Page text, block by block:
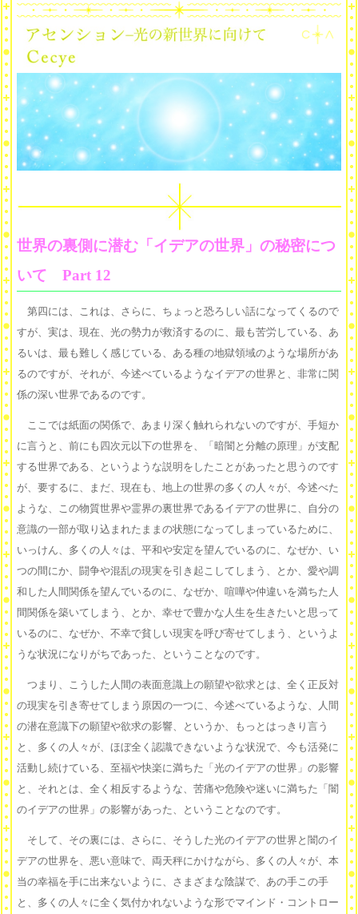
世界の裏側に潜む「イデアの世界」の秘密につ
いて Part 12
第四には、これは、さらに、ちょっと恐ろしい話になってくるので
すが、実は、現在、光の勢力が救済するのに、最も苦労している、あ
るいは、最も難しく感じている、ある種の地獄領域のような場所があ
るのですが、それが、今述べているようなイデアの世界と、非常に関
係の深い世界であるのです。
ここでは紙面の関係で、あまり深く触れられないのですが、手短か
に言うと、前にも四次元以下の世界を、「暗闇と分離の原理」が支配
する世界である、というような説明をしたことがあったと思うのです
が、要するに、まだ、現在も、地上の世界の多くの人々が、今述べた
ような、この物質世界や霊界の裏世界であるイデアの世界に、自分の
意識の一部が取り込まれたままの状態になってしまっているために、
いっけん、多くの人々は、平和や安定を望んでいるのに、なぜか、い
つの間にか、闘争や混乱の現実を引き起こしてしまう、とか、愛や調
和した人間関係を望んでいるのに、なぜか、喧嘩や仲違いを満ちた人
間関係を築いてしまう、とか、幸せで豊かな人生を生きたいと思って
いるのに、なぜか、不幸で貧しい現実を呼び寄せてしまう、というよ
うな状況になりがちであった、ということなのです。
つまり、こうした人間の表面意識上の願望や欲求とは、全く正反対
の現実を引き寄せてしまう原因の一つに、今述べているような、人間
の潜在意識下の願望や欲求の影響、というか、もっとはっきり言う
と、多くの人々が、ほぼ全く認識できないような状況で、今も活発に
活動し続けている、至福や快楽に満ちた「光のイデアの世界」の影響
と、それとは、全く相反するような、苦痛や危険や迷いに満ちた「闇
のイデアの世界」の影響があった、ということなのです。
そして、その裏には、さらに、そうした光のイデアの世界と闇のイ
デアの世界を、悪い意味で、両天秤にかけながら、多くの人々が、本
当の幸福を手に出来ないように、さまざまな陰謀で、あの手この手
と、多くの人々に全く気付かれないような形でマインド・コントロー